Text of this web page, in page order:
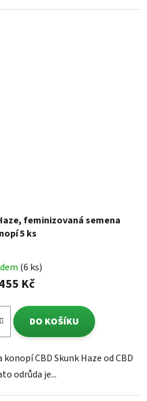
feminizovaná semena
5 ks
(6 ks)
Kč
DO KOŠÍKU
CBD Skunk Haze od CBD
odrůda je...